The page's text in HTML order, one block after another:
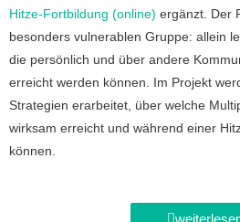
Hitze-Fortbildung (online) ergänzt. Der
besonders vulnerablen Gruppe: allein
die persönlich und über andere
erreicht werden können. Im Projekt
Strategien erarbeitet, über welche
wirksam erreicht und während einer
können.